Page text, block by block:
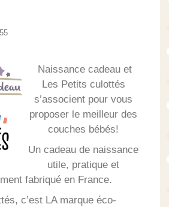
Naissance cadeau et
Les Petits culottés
s’associent pour vous
proposer le meilleur des
couches bébés!
Un cadeau de naissance
utile, pratique et
fabriqué en France.
c’est LA marque éco-